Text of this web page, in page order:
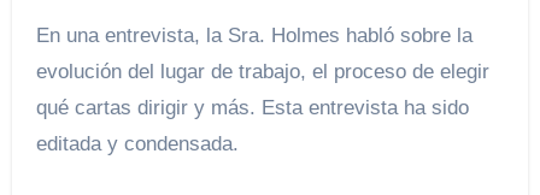
En una entrevista, la Sra. Holmes habló sobre la
evolución del lugar de trabajo, el proceso de elegir
qué cartas dirigir y más. Esta entrevista ha sido
editada y condensada.